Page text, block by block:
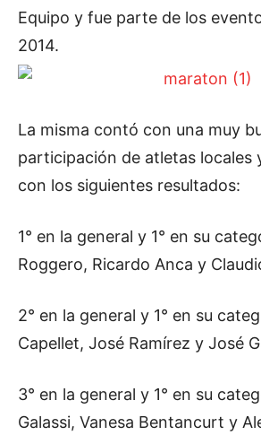
Equipo y fue parte de los
2014.
La misma contó con una muy
participación de atletas locales
con los siguientes resultados:
1° en la general y 1° en su
Roggero, Ricardo Anca y
2° en la general y 1° en su
Capellet, José Ramírez y José
3° en la general y 1° en su
Galassi, Vanesa Bentancurt y